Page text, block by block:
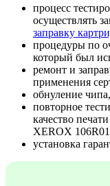
процесс
осуществлять
заправку
процедуры по
который был
ремонт и
применения
обнуление
повторное
качество
XEROX
установка